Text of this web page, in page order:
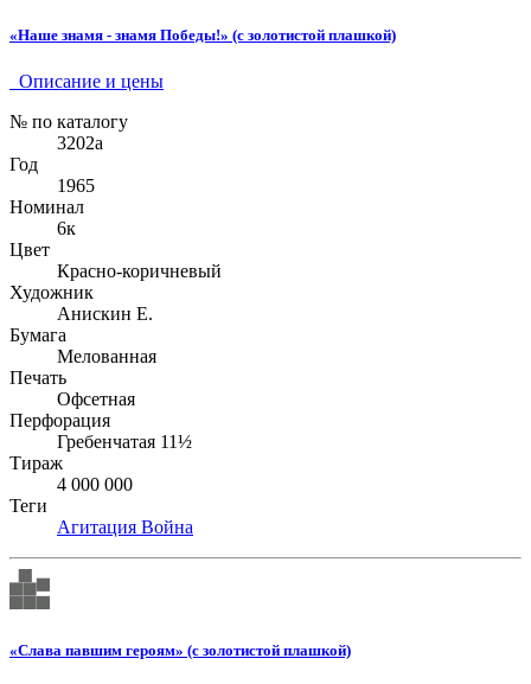
«Наше знамя - знамя Победы!» (с золотистой плашкой)
Описание и цены
№ по каталогу
3202а
Год
1965
Номинал
6к
Цвет
Красно-коричневый
Художник
Анискин Е.
Бумага
Мелованная
Печать
Офсетная
Перфорация
Гребенчатая 11½
Тираж
4 000 000
Теги
Агитация Война
«Слава павшим героям» (с золотистой плашкой)